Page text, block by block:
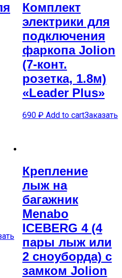
Комплект
электрики для
подключения
фаркопа Jolion
(7-конт.
розетка, 1.8м)
«Leader Plus»
690 ₽ Add to cartЗаказать
Крепление
лыж на
багажник
Menabo
ICEBERG 4 (4
пары лыж или
2 сноуборда) с
замком Jolion